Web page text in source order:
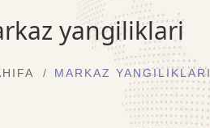
yangiliklari
MARKAZ YANGILIKLARI